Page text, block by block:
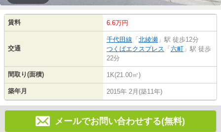
賃料 6.6万円
交通
千代田線 「 北綾瀬 」駅 徒歩12分
つくばエクスプレス 「 六町 」駅 徒歩
22分
間取り(面積) 1K(21.00㎡)
築年月 2015年 2月(築11年)
メールでお問い合わせする(無料)